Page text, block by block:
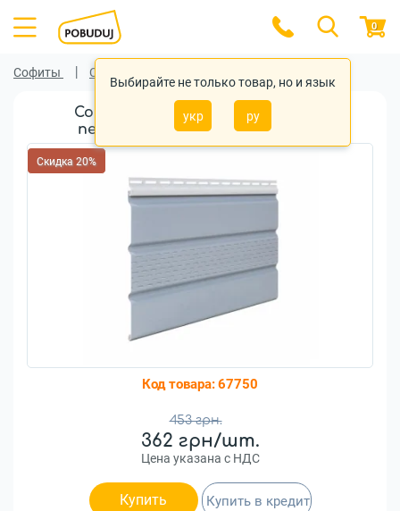
Выбирайте не только товар, но и язык
укр ру
0
Софиты Софиты ASKO NEO
Софит ASKO NEO светло-серая
перфорированный 3,5м 1,07м.кв
Скидка 20%
Код товара:67750
453 грн.
362 грн/шт.
Цена указана с НДС
Купить Купить в кредит